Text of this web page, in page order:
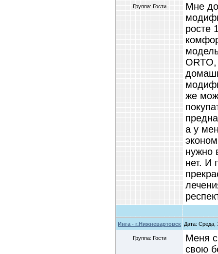
Группа: Гости
Мне
росте
же
а у
нужно
нет. И
Инга - г.Нижневартовск Дата: Среда,
Группа: Гости
Меня
свою